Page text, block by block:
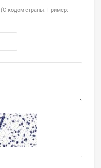
(С кодом страны. Пример: